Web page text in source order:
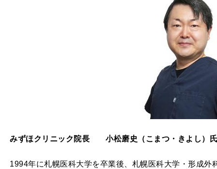
みずほクリニック院長 小松磨史（こまつ・きよし）氏
1994年に札幌医科大学を卒業後、札幌医科大学・形成